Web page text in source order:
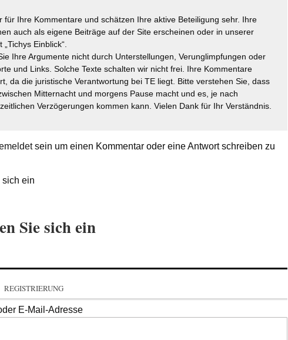
für Ihre Kommentare und schätzen Ihre aktive Beteiligung sehr. Ihre
auch als eigene Beiträge auf der Site erscheinen oder in unserer
Einblick“.
Ihre Argumente nicht durch Unterstellungen, Verunglimpfungen oder
und Links. Solche Texte schalten wir nicht frei. Ihre Kommentare
da die juristische Verantwortung bei TE liegt. Bitte verstehen Sie, dass
Mitternacht und morgens Pause macht und es, je nach
Verzögerungen kommen kann. Vielen Dank für Ihr Verständnis.
sein um einen Kommentar oder eine Antwort schreiben zu
sich ein
Sie sich ein
REGISTRIERUNG
E-Mail-Adresse